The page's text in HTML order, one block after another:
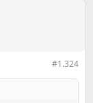
#1.324